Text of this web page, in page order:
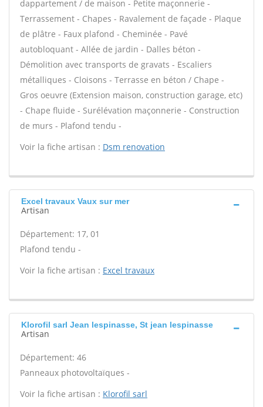
dappartement / de maison - Petite maçonnerie -
Terrassement - Chapes - Ravalement de façade - Plaque
de plâtre - Faux plafond - Cheminée - Pavé
autobloquant - Allée de jardin - Dalles béton -
Démolition avec transports de gravats - Escaliers
métalliques - Cloisons - Terrasse en béton / Chape -
Gros oeuvre (Extension maison, construction garage, etc)
- Chape fluide - Surélévation maçonnerie - Construction
de murs - Plafond tendu -
Voir la fiche artisan : Dsm renovation
Excel travaux Vaux sur mer
Artisan
Département: 17, 01
Plafond tendu -
Voir la fiche artisan : Excel travaux
Klorofil sarl Jean lespinasse, St jean lespinasse
Artisan
Département: 46
Panneaux photovoltaïques -
Voir la fiche artisan : Klorofil sarl